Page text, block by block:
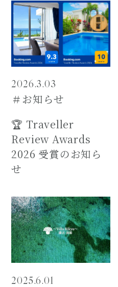
2026.3.03
＃お知らせ
🏆 Traveller
Review Awards
2026 受賞のお知ら
せ
2025.6.01